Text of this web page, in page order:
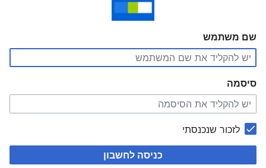
שם משתמש
סיסמה
לזכור שנכנסתי
כניסה לחשבון